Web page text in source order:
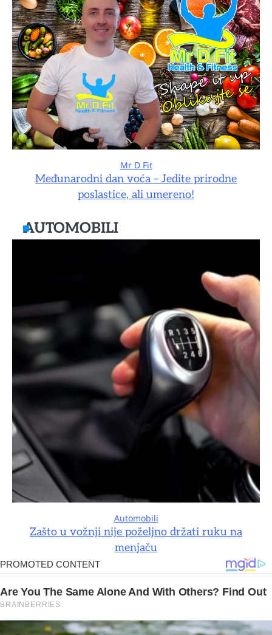
Mr D Fit
Međunarodni dan voća – Jedite prirodne
poslastice, ali umereno!
AUTOMOBILI
Automobili
Zašto u vožnji nije poželjno držati ruku na
menjaču